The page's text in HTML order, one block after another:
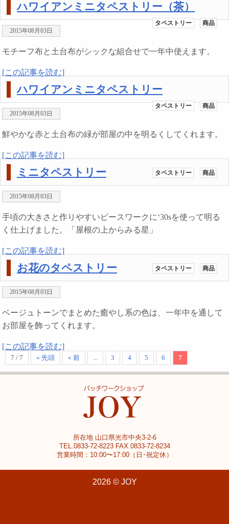
ハワイアンミニタペストリー（茶）
タペストリー
商品
2015年08月03日
モチーフ布と土台布がシックな組合せで一年中使えます。
[この記事を読む]
ハワイアンミニタペストリー
タペストリー
商品
2015年08月03日
鮮やかな赤と土台布の緑が部屋の中を明るくしてくれます。
[この記事を読む]
ミニタペストリー タペストリー 商品
2015年08月03日
手頃の大きさと作りやすいピースワークに‘30sを使って明る
く仕上げました。「屋根の上からみる星」
[この記事を読む]
お花のタペストリー タペストリー 商品
2015年08月03日
ベージュトーンでまとめた癒やし系の色は、一年中を通して
お部屋を飾ってくれます。
[この記事を読む]
7 / 7 « 先頭 « 前 ... 3 4 5 6 7
所在地 山口県光市中央3-2-6
TEL.0833-72-8223 FAX.0833-72-8234
営業時間：10:00〜17:00（日･祝定休）
2026 © JOY